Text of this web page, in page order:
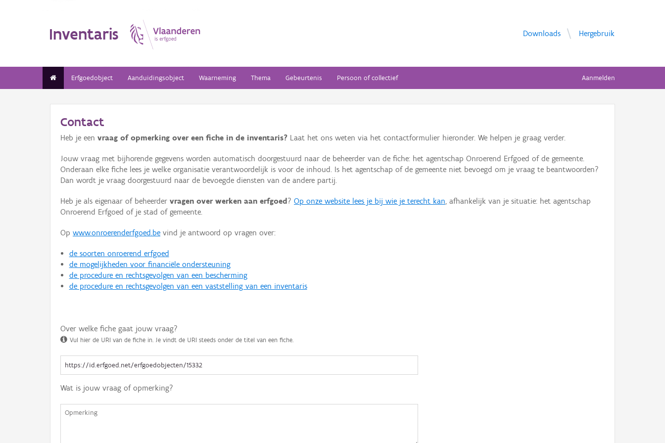
Inventaris Downloads Hergebruik
Erfgoedobject Aanduidingsobject Waarneming Thema Gebeurtenis Persoon of collectief Aanmelden
Contact
Heb je een vraag of opmerking over een fiche in de inventaris? Laat het ons weten via het contactformulier hieronder. We helpen je graag verder.
Jouw vraag met bijhorende gegevens worden automatisch doorgestuurd naar de beheerder van de fiche: het agentschap Onroerend Erfgoed of de gemeente.
Onderaan elke fiche lees je welke organisatie verantwoordelijk is voor de inhoud. Is het agentschap of de gemeente niet bevoegd om je vraag te beantwoorden?
Dan wordt je vraag doorgestuurd naar de bevoegde diensten van de andere partij.
Heb je als eigenaar of beheerder vragen over werken aan erfgoed ? Op onze website lees je bij wie je terecht kan, afhankelijk van je situatie: het agentschap
Onroerend Erfgoed of je stad of gemeente.
Op www.onroerenderfgoed.be vind je antwoord op vragen over:
de soorten onroerend erfgoed
de mogelijkheden voor financiële ondersteuning
de procedure en rechtsgevolgen van een bescherming
de procedure en rechtsgevolgen van een vaststelling van een inventaris
Over welke fiche gaat jouw vraag?
Vul hier de URI van de fiche in. Je vindt de URI steeds onder de titel van een fiche.
Wat is jouw vraag of opmerking?